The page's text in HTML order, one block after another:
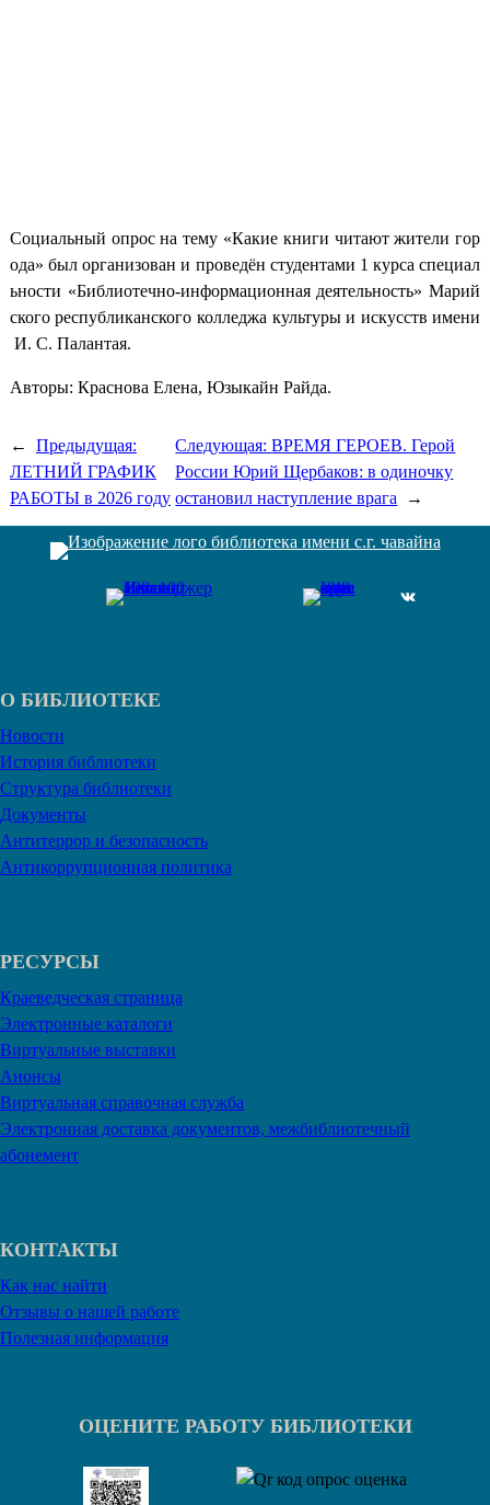
Социальный опрос на тему «Какие книги читают жители гор
ода» был организован и проведён студентами 1 курса специал
ьности «Библиотечно‑информационная деятельность» Марий
ского республиканского колледжа культуры и искусств имени
И. С. Палантая.
Авторы: Краснова Елена, Юзыкайн Райда.
←
Предыдущая:
ЛЕТНИЙ ГРАФИК
РАБОТЫ в 2026 году
Следующая:ВРЕМЯ ГЕРОЕВ. Герой
России Юрий Щербаков: в одиночку
остановил наступление врага
→
ВКонтакте
О БИБЛИОТЕКЕ
Новости
История библиотеки
Структура библиотеки
Документы
Антитеррор и безопасность
Антикоррупционная политика
РЕСУРСЫ
Краеведческая страница
Электронные каталоги
Виртуальные выставки
Анонсы
Виртуальная справочная служба
Электронная доставка документов, межбиблиотечный
абонемент
КОНТАКТЫ
Как нас найти
Отзывы о нашей работе
Полезная информация
ОЦЕНИТЕ РАБОТУ БИБЛИОТЕКИ